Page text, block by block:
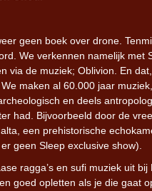
geen boek over drone.
We verkennen namelijk met
via de muziek; Oblivion. En
maken al 60.000 jaar
en deels
had. Bijvoorbeeld door de
een prehistorische
geen Sleep exclusive show).
ragga’s en sufi muziek uit
goed opletten als je die gaat